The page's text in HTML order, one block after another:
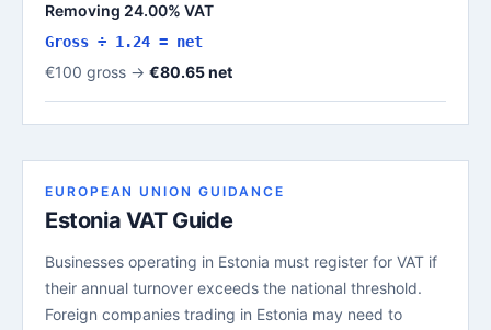
Removing 24.00% VAT
Gross ÷ 1.24 = net
€100 gross → €80.65 net
EUROPEAN UNION GUIDANCE
Estonia VAT Guide
Businesses operating in Estonia must register for VAT if
their annual turnover exceeds the national threshold.
Foreign companies trading in Estonia may need to